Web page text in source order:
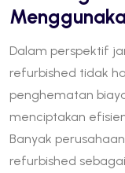
Dalam perspektif
refurbished tidak
penghematan
menciptakan
Banyak
refurbished